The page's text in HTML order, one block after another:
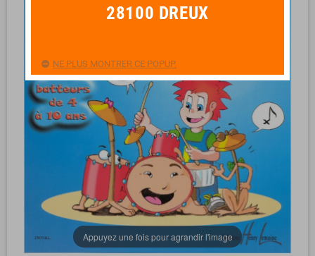
Appuyez une fois pour agrandir l'image
28100 DREUX
NE PLUS MONTRER CE POPUP.